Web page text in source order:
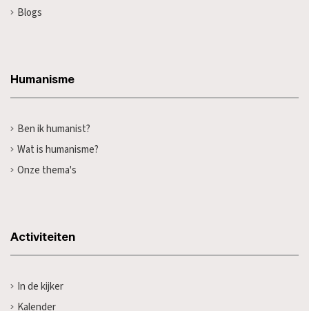
Blogs
Humanisme
Ben ik humanist?
Wat is humanisme?
Onze thema's
Activiteiten
In de kijker
Kalender